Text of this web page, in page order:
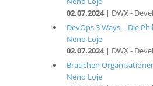
02.07.2024| DWX -
DevOps 3 Ways – Die
Neno Loje
02.07.2024| DWX -
Brauchen
Neno Loje